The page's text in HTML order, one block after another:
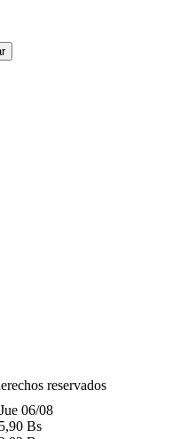
reservados
Jue 06/08
Bs